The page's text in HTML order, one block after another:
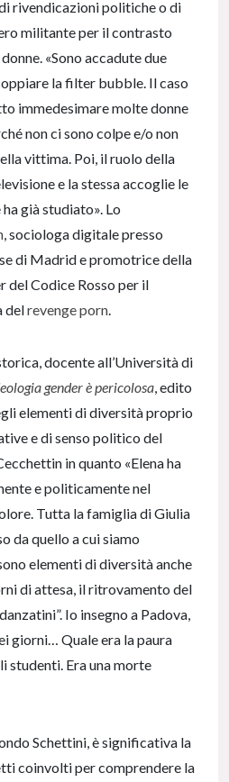
rivendicazioni politiche o di
militante per il contrasto
«Sono accadute due
la filter bubble. Il caso
immedesimare molte donne
non ci sono colpe e/o non
vittima. Poi, il ruolo della
e la stessa accoglie le
già studiato». Lo
, sociologa digitale presso
di Madrid e promotrice della
Codice Rosso per il
delrevenge porn.
docente all’Università di
gender è pericolosa, edito
elementi di diversità proprio
e di senso politico del
in quanto «Elena ha
e politicamente nel
Tutta la famiglia di Giulia
da quello a cui siamo
elementi di diversità anche
di attesa, il ritrovamento del
Io insegno a Padova,
giorni… Quale era la paura
studenti. Era una morte
Schettini, è significativa la
coinvolti per comprendere la